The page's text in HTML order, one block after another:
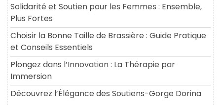
Solidarité et Soutien pour les Femmes : Ensemble,
Plus Fortes
Choisir la Bonne Taille de Brassière : Guide Pratique
et Conseils Essentiels
Plongez dans l’Innovation : La Thérapie par
Immersion
Découvrez l’Élégance des Soutiens-Gorge Dorina